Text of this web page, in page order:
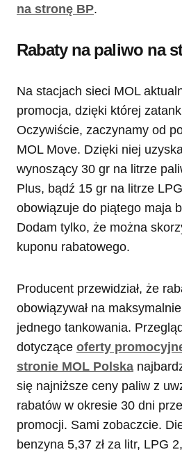
na stronę BP.
Rabaty na paliwo na
Na stacjach sieci MOL
promocja, dzięki której
Oczywiście, zaczynamy od
MOL Move. Dzięki niej
wynoszący 30 gr na litrze
Plus, bądź 15 gr na litrze
obowiązuje do piątego maja
Dodam tylko, że można
kuponu rabatowego.
Producent przewidział, że
obowiązywał na
jednego tankowania.
dotyczące oferty
stronie MOL Polska
się najniższe ceny paliw z
rabatów w okresie 30 dni
promocji. Sami zobaczcie.
benzyna 5,37 zł za litr, LPG